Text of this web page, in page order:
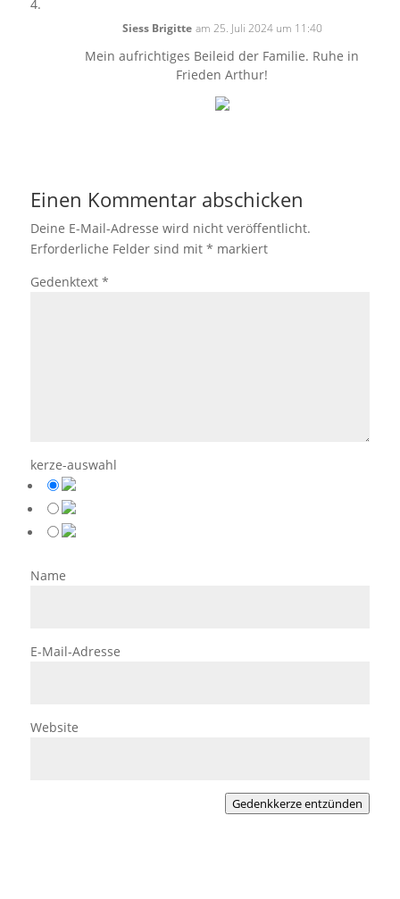
Siess Brigitte am 25. Juli 2024 um 11:40
Mein aufrichtiges Beileid der Familie. Ruhe in
Frieden Arthur!
Einen Kommentar abschicken
Deine E-Mail-Adresse wird nicht veröffentlicht.
Erforderliche Felder sind mit * markiert
Gedenktext *
kerze-auswahl
Name
E-Mail-Adresse
Website
Gedenkkerze entzünden